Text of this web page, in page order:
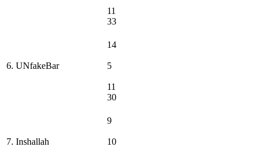
11
33
6. UNfakeBar
14
5
11
30
7. Inshallah
9
10